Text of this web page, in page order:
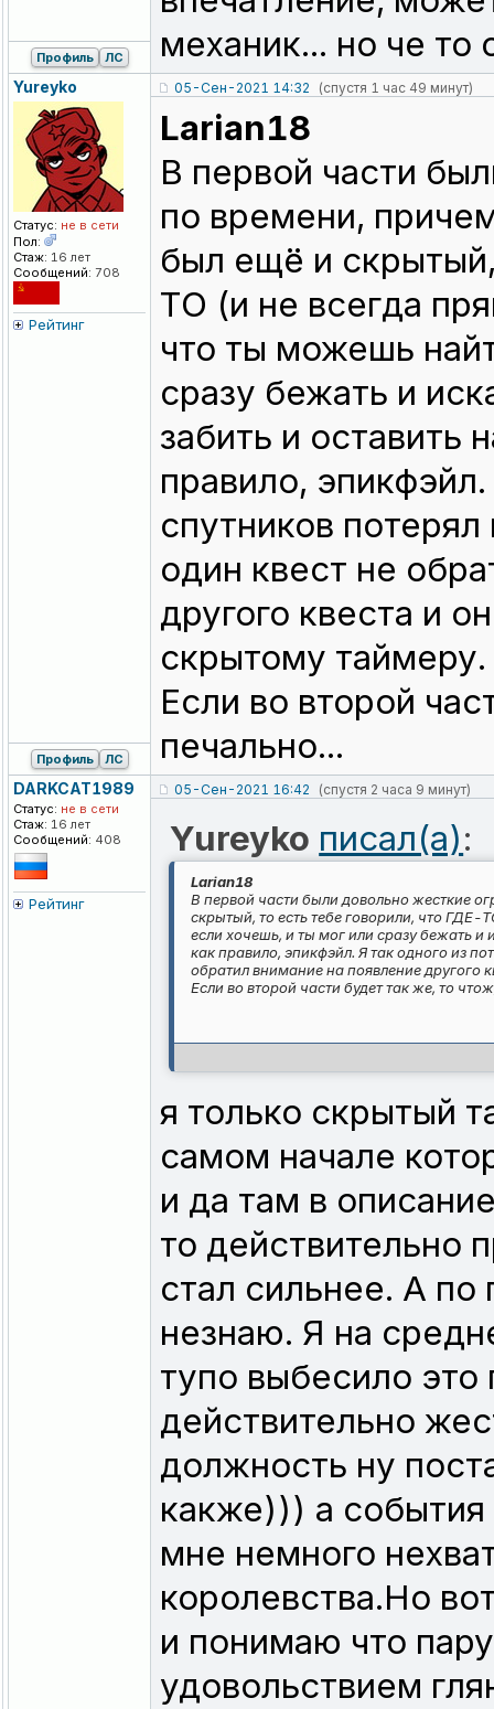
механик... но че
Профиль ЛС
Yureyko
Статус: не в сети
Пол:
Стаж: 16 лет
Сообщений: 708
Рейтинг
05-Сен-2021 14:32 (спустя 1 час 49 минут)
Larian18
В первой части
по времени,
был ещё и
ТО (и не всегда
что ты можешь
сразу бежать и
забить и оставить
правило,
спутников
один квест не
другого квеста и
скрытому таймеру.
Если во второй
печально...
Профиль ЛС
DARKCAT1989
Статус: не в сети
Стаж: 16 лет
Сообщений: 408
Рейтинг
05-Сен-2021 16:42 (спустя 2 часа 9 минут)
Yureyko писал(а):
Larian18
В первой части были довольно жесткие
скрытый, то есть тебе говорили, что
если хочешь, и ты мог или сразу бежать и
как правило, эпикфэйл. Я так одного из
обратил внимание на появление другого
Если во второй части будет так же, то
я только скрытый
самом начале
и да там в
то действительно
стал сильнее. А по
незнаю. Я на
тупо выбесило
действительно
должность ну
какже))) а
мне немного
королевства.Но
и понимаю что
удовольствием